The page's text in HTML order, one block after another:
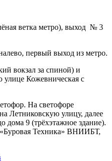
ветка метро), выход № 3
первый выход из метро.
вокзал за спиной) и
улице Кожевническая с
На светофоре
Летниковскую улицу, далее
дома 9 (трёхэтажное здание).
Техника» ВНИИБТ,